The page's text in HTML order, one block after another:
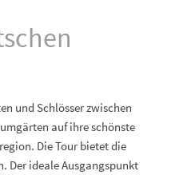
und Schlösser zwischen
auf ihre schönste
Die Tour bietet die
Der ideale Ausgangspunkt